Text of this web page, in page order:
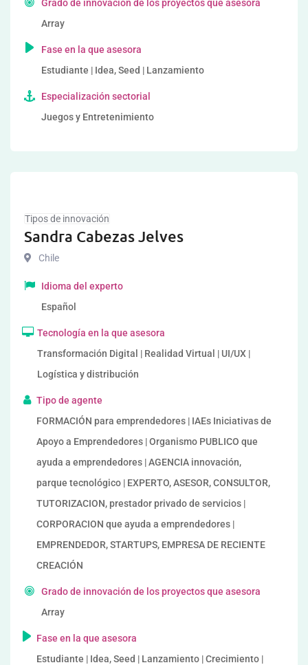
Grado de innovación de los proyectos que asesora
Array
Fase en la que asesora
Estudiante | Idea, Seed | Lanzamiento
Especialización sectorial
Juegos y Entretenimiento
Tipos de innovación
Sandra Cabezas Jelves
Chile
Idioma del experto
Español
Tecnología en la que asesora
Transformación Digital | Realidad Virtual | UI/UX |
Logística y distribución
Tipo de agente
FORMACIÓN para emprendedores | IAEs Iniciativas de
Apoyo a Emprendedores | Organismo PUBLICO que
ayuda a emprendedores | AGENCIA innovación,
parque tecnológico | EXPERTO, ASESOR, CONSULTOR,
TUTORIZACION, prestador privado de servicios |
CORPORACION que ayuda a emprendedores |
EMPRENDEDOR, STARTUPS, EMPRESA DE RECIENTE
CREACIÓN
Grado de innovación de los proyectos que asesora
Array
Fase en la que asesora
Estudiante | Idea, Seed | Lanzamiento | Crecimiento |